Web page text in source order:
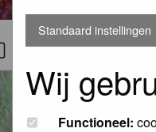
Standaard instellingen
Wij
Functioneel:
RECENT NATURE